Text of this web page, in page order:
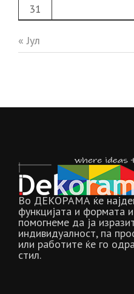
31
« Јул
Во ДЕКОРАМА ќе
функцијата и формата
помогнеме да ја
индивидуалност, па
или работите ќе го
стил.